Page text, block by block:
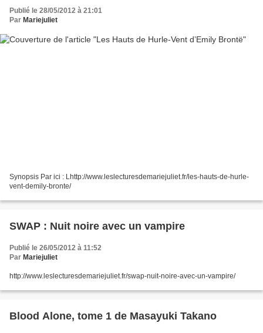
Publié le 28/05/2012 à 21:01
Par Mariejuliet
Synopsis Par ici : Lhttp://www.leslecturesdemariejuliet.fr/les-hauts-de-hurle-
vent-demily-bronte/
SWAP : Nuit noire avec un vampire
Publié le 26/05/2012 à 11:52
Par Mariejuliet
http://www.leslecturesdemariejuliet.fr/swap-nuit-noire-avec-un-vampire/
Blood Alone, tome 1 de Masayuki Takano